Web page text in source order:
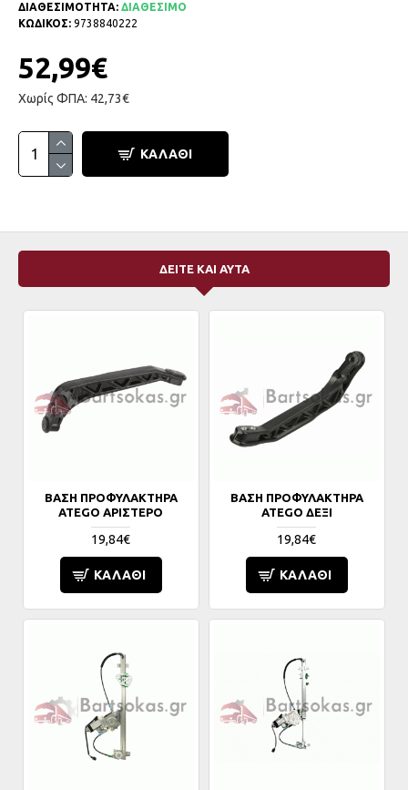
ΔΙΑΘΕΣΙΜΟΤΗΤΑ: ΔΙΑΘΕΣΙΜΟ
ΚΩΔΙΚΟΣ: 9738840222
52,99€
Χωρίς ΦΠΑ: 42,73€
ΚΑΛΆΘΙ
ΔΕΙΤΕ ΚΑΙ ΑΥΤΑ
ΒΑΣΗ ΠΡΟΦΥΛΑΚΤΗΡΑ
ATEGO ΑΡΙΣΤΕΡΟ
19,84€
ΚΑΛΆΘΙ
ΒΑΣΗ ΠΡΟΦΥΛΑΚΤΗΡΑ
ATEGO ΔΕΞΙ
19,84€
ΚΑΛΆΘΙ